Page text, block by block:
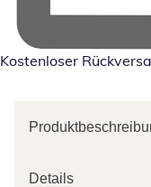
Kostenloser
Details